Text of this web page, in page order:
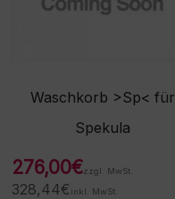
Waschkorb >Sp< für
Spekula
276,00€zzgl. MwSt.
328,44€ inkl. MwSt.